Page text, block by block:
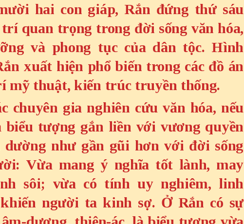
hai con giáp, Rắn đứng thứ sáu
quan trọng trong đời sống văn hóa,
và phong tục của dân tộc. Hình
xuất hiện phổ biến trong các đồ án
mỹ thuật, kiến trúc truyền thống.
chuyên gia nghiên cứu văn hóa, nếu
biểu tượng gắn liền với vương quyền
như gần gũi hơn với đời sống
Vừa mang ý nghĩa tốt lành, may
sôi; vừa có tính uy nghiêm, linh
người ta kinh sợ. Ở Rắn có sự